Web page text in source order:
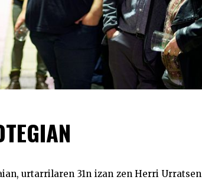
urtarrilaren 31n izan zen Herri Urratsen